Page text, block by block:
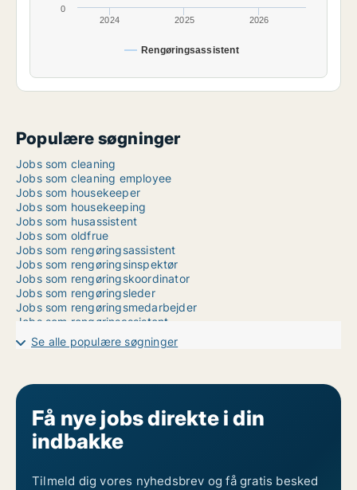
Rengøringsassistent
2024 2025 2026
0
Populære søgninger
Jobs som cleaning
Jobs som cleaning employee
Jobs som housekeeper
Jobs som housekeeping
Jobs som husassistent
Jobs som oldfrue
Jobs som rengøringsassistent
Jobs som rengøringsinspektør
Jobs som rengøringskoordinator
Jobs som rengøringsleder
Jobs som rengøringsmedarbejder
Jobs som rengørinsassistent
Jobs som renseriassistent
Jobs som sanitør
Jobs som skorstensfejer
Jobs som stuepige
Jobs som vinduespudser
Jobs som vinduespudsning
Se alle populære søgninger
Få nye jobs direkte i din
indbakke
Tilmeld dig vores nyhedsbrev og få gratis besked